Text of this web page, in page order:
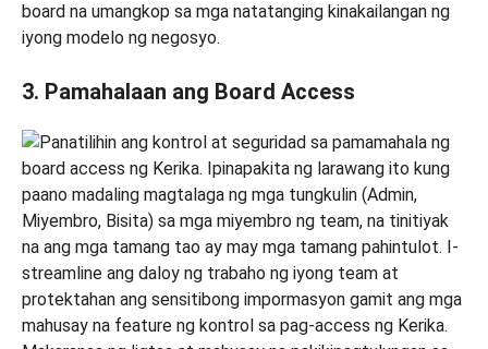
board na umangkop sa mga natatanging kinakailangan ng
iyong modelo ng negosyo.
3. Pamahalaan ang Board Access